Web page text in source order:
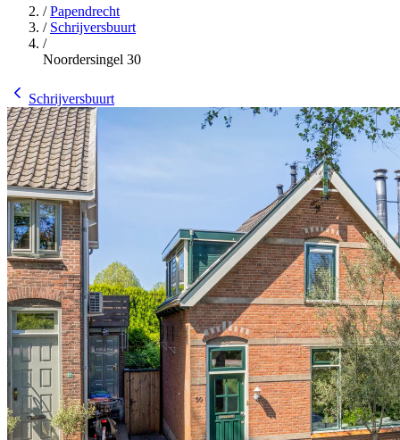
/Papendrecht
/ Schrijversbuurt
/
Noordersingel 30
Schrijversbuurt